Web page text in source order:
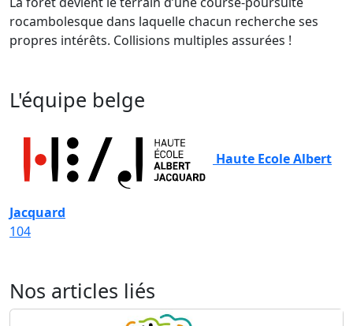
rocambolesque dans laquelle chacun recherche ses
propres intérêts. Collisions multiples assurées !
L'équipe belge
Haute Ecole Albert
Jacquard
104
Nos articles liés